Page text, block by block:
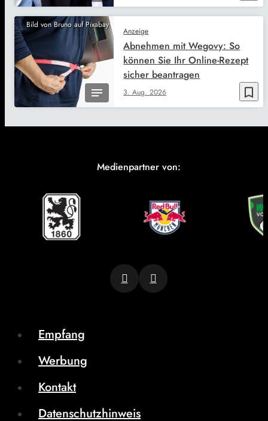
Bild von Bruno auf Pixabay
bookmark_border
Anzeige
3. Aug. 2026
Abnehmen mit Wegovy: So
können Sie Ihr Online-Rezept
sicher beantragen
Medienpartner von:
Empfang
Werbung
Kontakt
Datenschutzhinweis